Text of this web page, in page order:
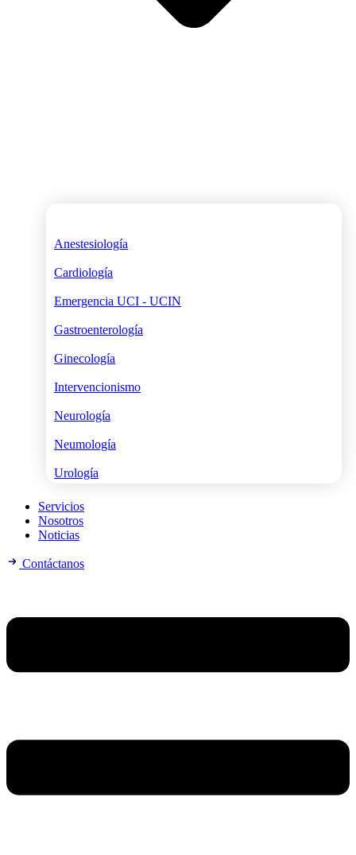
Anestesiología
Cardiología
Emergencia UCI - UCIN
Gastroenterología
Ginecología
Intervencionismo
Neurología
Neumología
Urología
Servicios
Nosotros
Noticias
Contáctanos